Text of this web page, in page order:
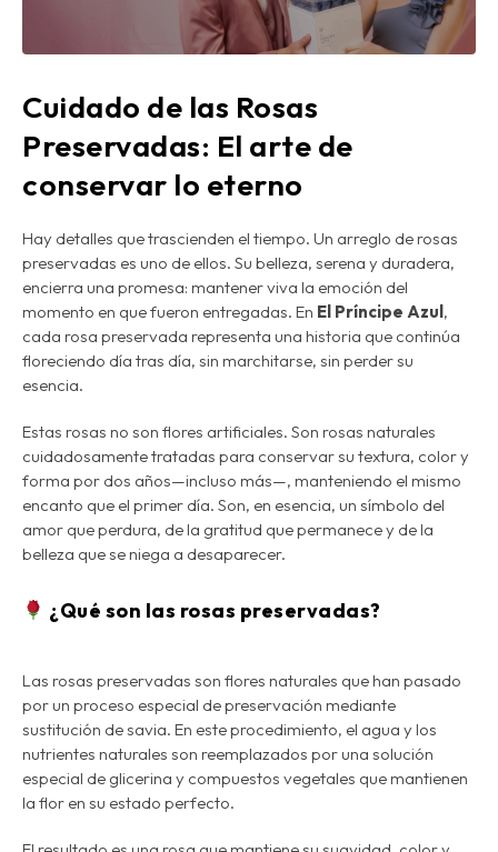
Cuidado de las Rosas
Preservadas: El arte de
conservar lo eterno
Hay detalles que trascienden el tiempo. Un arreglo derosas
preservadas es uno de ellos. Su belleza, serena y duradera,
encierra una promesa: mantener viva la emoción del
momento en que fueron entregadas. En El Príncipe Azul,
cada rosa preservada representa una historia que continúa
floreciendo día tras día, sin marchitarse, sin perder su
esencia.
Estas rosas no son flores artificiales. Son rosas naturales
cuidadosamente tratadas para conservar su textura, color y
forma por dos años—incluso más—, manteniendo el mismo
encanto que el primer día. Son, en esencia, un símbolo del
amor que perdura, de la gratitud que permanece y de la
belleza que se niega a desaparecer.
¿Qué son las rosas preservadas?
Las rosas preservadas son flores naturales que han pasado
por un proceso especial depreservación mediante
sustitución de savia. En este procedimiento, el agua y los
nutrientes naturales son reemplazados por una solución
especial de glicerina y compuestos vegetales que mantienen
la flor en su estado perfecto.